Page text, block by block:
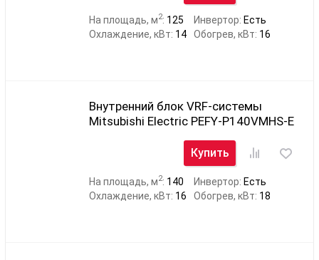
На площадь, м2: 125 Инвертор: Есть
Охлаждение, кВт: 14 Обогрев, кВт: 16
Внутренний блок VRF-системы
Mitsubishi Electric PEFY-P140VMHS-E
Купить
На площадь, м2: 140 Инвертор: Есть
Охлаждение, кВт: 16 Обогрев, кВт: 18